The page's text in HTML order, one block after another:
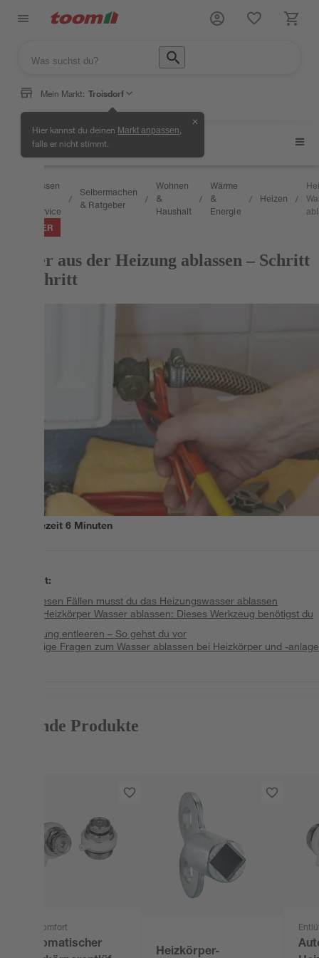
Mein Markt: Troisdorf
Hier kannst du deinen Markt anpassen
falls er nicht stimmt.
✕
Heizen
Wissen
Service
/
Selbermachen
& Ratgeber
/
Wohnen
&
Haushalt
/
Wärme
&
Energie
/ Heizen /
RATGEBER
Wasser aus der Heizung ablassen – Schritt
für Schritt
Lesezeit6 Minuten
Inhalt:
In diesen Fällen musst du das Heizungswasser ablassen
Aus Heizkörper Wasser ablassen: Dieses Werkzeug benötigst du
Heizung entleeren – So gehst du vor
Häufige Fragen zum Wasser ablassen bei Heizkörper und -anlage
Passende Produkte
sanicomfort
Automatischer
Heizkörper-